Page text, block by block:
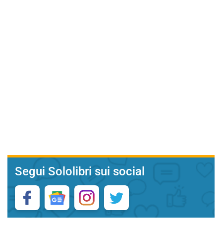
Segui Sololibri sui social